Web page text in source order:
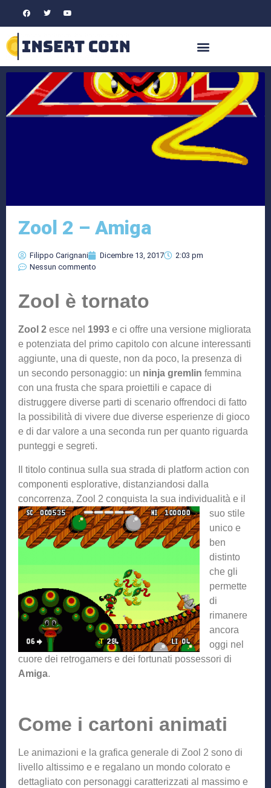
Zool 2 – Amiga
Filippo Carignani Dicembre 13, 2017
2:03 pm
Nessun commento
Zool è tornato
Zool 2 esce nel 1993 e ci offre una versione migliorata
e potenziata del primo capitolo con alcune interessanti
aggiunte, una di queste, non da poco, la presenza di
un secondo personaggio: un ninja gremlin femmina
con una frusta che spara proiettili e capace di
distruggere diverse parti di scenario offrendoci di fatto
la possibilità di vivere due diverse esperienze di gioco
e di dar valore a una seconda run per quanto riguarda
punteggi e segreti.
Il titolo continua sulla sua strada di platform action con
componenti esplorative, distanziandosi dalla
concorrenza, Zool 2 conquista la sua individualità e il
suo stile
unico e
ben
distinto
che gli
permette
di
rimanere
ancora
oggi nel
cuore dei retrogamers e dei fortunati possessori di
Amiga.
Come i cartoni animati
Le animazioni e la grafica generale di Zool 2 sono di
livello altissimo e e regalano un mondo colorato e
dettagliato con personaggi caratterizzati al massimo e